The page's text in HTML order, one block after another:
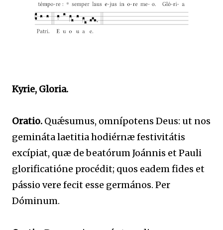
Kyrie, Gloria.
Oratio. Quǽsumus, omnípotens Deus: ut nos
gemináta laetitia hodiérnæ festivitátis
excípiat, quæ de beatórum Joánnis et Pauli
glorificatióne procédit; quos eadem fides et
pássio vere fecit esse germános. Per
Dóminum.